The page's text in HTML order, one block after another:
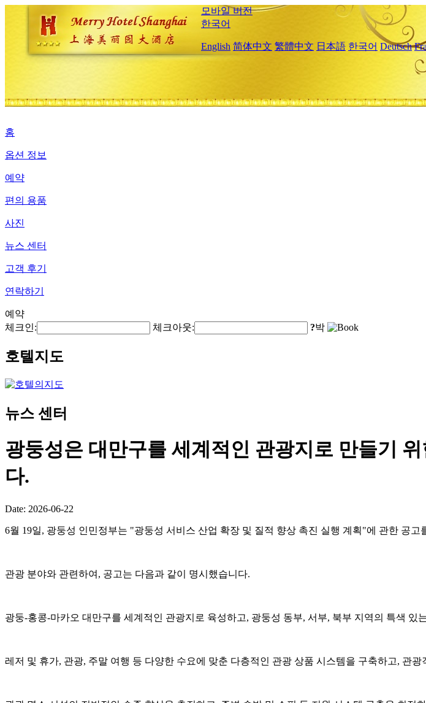
모바일 버전
한국어
English 简体中文 繁體中文 日本語 한국어 Deutsch
홈
옵션 정보
예약
편의 용품
사진
뉴스 센터
고객 후기
연락하기
예약
체크인:
체크아웃: ?박
호텔지도
뉴스 센터
광둥성은 대만구를 세계적인 관광지로 만들기
다.
Date: 2026-06-22
6월 19일, 광둥성 인민정부는 "광둥성 서비스 산업 확장 및 질적 향상 촉진 실행 계획"에 관한 공고
관광 분야와 관련하여, 공고는 다음과 같이 명시했습니다.
광둥-홍콩-마카오 대만구를 세계적인 관광지로 육성하고, 광둥성 동부, 서부, 북부 지역의 특색 있
레저 및 휴가, 관광, 주말 여행 등 다양한 수요에 맞춘 다층적인 관광 상품 시스템을 구축하고, 관